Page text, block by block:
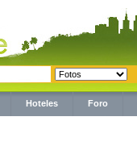
Hoteles Foro